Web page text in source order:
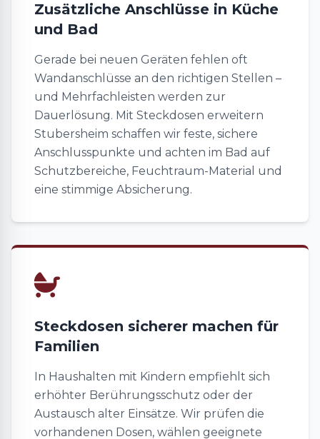
Zusätzliche Anschlüsse in Küche
und Bad
Gerade bei neuen Geräten fehlen oft
Wandanschlüsse an den richtigen Stellen –
und Mehrfachleisten werden zur
Dauerlösung. Mit Steckdosen erweitern
Stubersheim schaffen wir feste, sichere
Anschlusspunkte und achten im Bad auf
Schutzbereiche, Feuchtraum-Material und
eine stimmige Absicherung.
Steckdosen sicherer machen für
Familien
In Haushalten mit Kindern empfiehlt sich
erhöhter Berührungsschutz oder der
Austausch alter Einsätze. Wir prüfen die
vorhandenen Dosen, wählen geeignete